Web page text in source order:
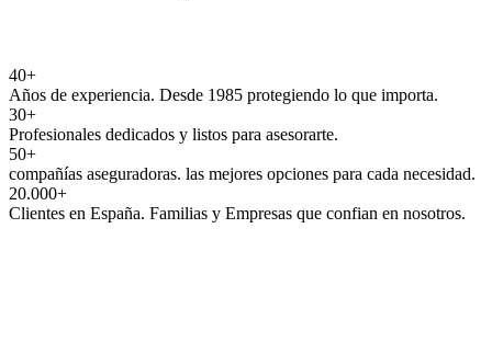
40+
Años de experiencia. Desde 1985 protegiendo lo que importa.
30+
Profesionales dedicados y listos para asesorarte.
50+
compañías aseguradoras. las mejores opciones para cada necesidad.
20.000+
Clientes en España. Familias y Empresas que confian en nosotros.